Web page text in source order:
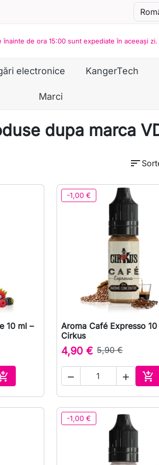
înainte de ora 15:00 sunt expediate în aceeași zi.
electronice KangerTech
Marci
dupa marca
sort
10 ml –
Adauga in cos
-1,00 €
 Vizualizare
Aroma Café Expresso
Cirkus
4,90 € 5,90 €
  
-1,00 €